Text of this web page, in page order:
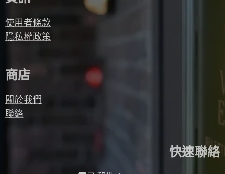
使用者條款
隱私權政策
商店
關於我們
聯絡
快速聯絡